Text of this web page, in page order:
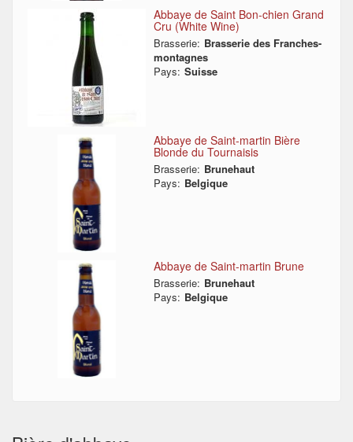
Abbaye de Saint Bon-chien Grand
Cru (White Wine)
Brasserie: Brasserie des Franches-
montagnes
Pays: Suisse
Abbaye de Saint-martin Bière
Blonde du Tournaisis
Brasserie: Brunehaut
Pays: Belgique
Abbaye de Saint-martin Brune
Brasserie: Brunehaut
Pays: Belgique